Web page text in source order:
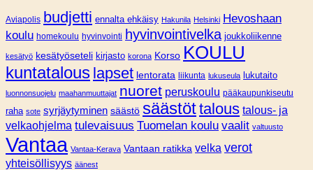
Aviapolis budjetti ennalta ehkäisy Hakunila Helsinki Hevoshaan
koulu homekoulu hyvinvointi hyvinvointivelka joukkoliikenne
kesätyö kesätyöseteli kirjasto korona Korso KOULU
kuntatalous lapset lentorata liikunta lukuseula lukutaito
luonnonsuojelu maahanmuuttajat nuoret peruskoulu pääkaupunkiseutu
raha sote syrjäytyminen säästö säästöttalous talous- ja
velkaohjelma tulevaisuus Tuomelan koulu vaalit valtuusto
Vantaa Vantaa-Kerava Vantaan ratikka velka verot
yhteisöllisyys äänest